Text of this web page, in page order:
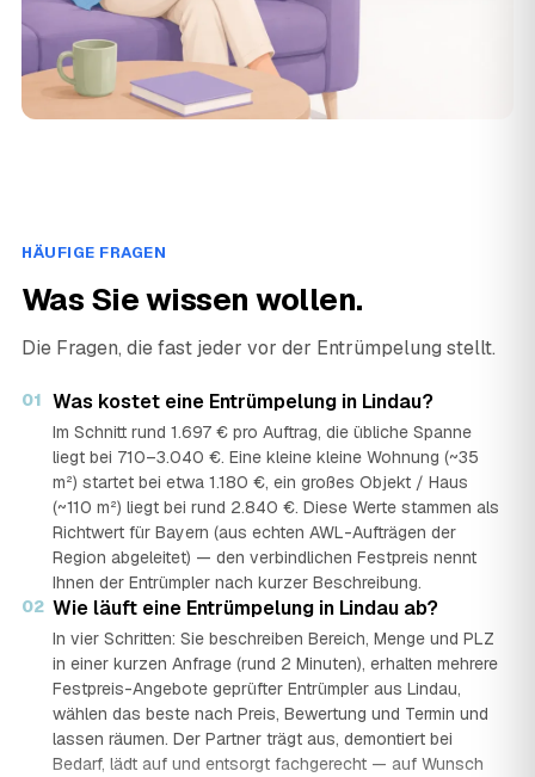
HÄUFIGE FRAGEN
Was Sie wissen wollen.
Die Fragen, die fast jeder vor der Entrümpelung stellt.
01 Was kostet eine Entrümpelung in Lindau?
Im Schnitt rund 1.697 € pro Auftrag, die übliche Spanne
liegt bei 710–3.040 €. Eine kleine kleine Wohnung (~35
m²) startet bei etwa 1.180 €, ein großes Objekt / Haus
(~110 m²) liegt bei rund 2.840 €. Diese Werte stammen als
Richtwert für Bayern (aus echten AWL-Aufträgen der
Region abgeleitet) — den verbindlichen Festpreis nennt
Ihnen der Entrümpler nach kurzer Beschreibung.
02 Wie läuft eine Entrümpelung in Lindau ab?
In vier Schritten: Sie beschreiben Bereich, Menge und PLZ
in einer kurzen Anfrage (rund 2 Minuten), erhalten mehrere
Festpreis-Angebote geprüfter Entrümpler aus Lindau,
wählen das beste nach Preis, Bewertung und Termin und
lassen räumen. Der Partner trägt aus, demontiert bei
Bedarf, lädt auf und entsorgt fachgerecht — auf Wunsch